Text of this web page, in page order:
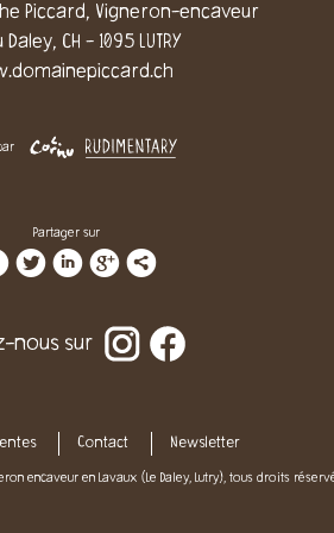
Piccard, Vigneron-encaveur
Daley, CH - 1095 LUTRY
Partager sur
tigl
nous sur
Contact Newsletter
encaveur en Lavaux (Le Daley, Lutry), tous droits